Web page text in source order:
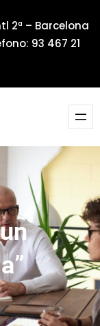
2ª – Barcelona
93 467 21